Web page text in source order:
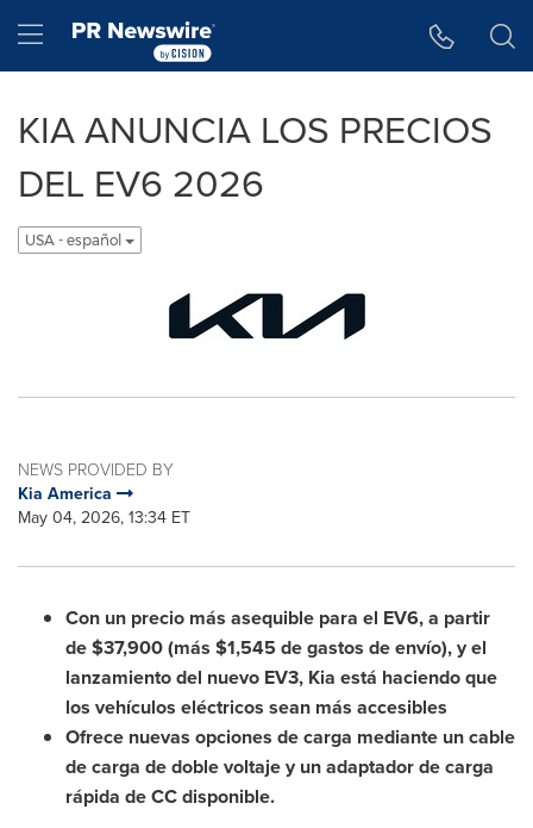
Hamburger menu
KIA ANUNCIA LOS PRECIOS
DEL EV6 2026
USA - español
NEWS PROVIDED BY
Kia America
May 04, 2026, 13:34 ET
Con un precio más asequible para el EV6, a partir
de $37,900 (más $1,545 de gastos de envío), y el
lanzamiento del nuevo EV3, Kia está haciendo que
los vehículos eléctricos sean más accesibles
Ofrece nuevas opciones de carga mediante un cable
de carga de doble voltaje y un adaptador de carga
rápida de CC disponible.